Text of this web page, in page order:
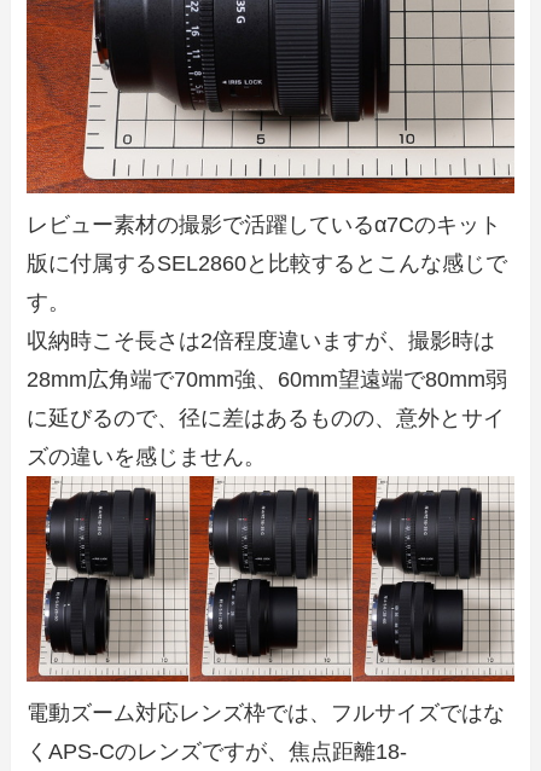
レビュー素材の撮影で活躍しているα7Cのキット
版に付属するSEL2860と比較するとこんな感じで
す。
収納時こそ長さは2倍程度違いますが、撮影時は
28mm広角端で70mm強、60mm望遠端で80mm弱
に延びるので、径に差はあるものの、意外とサイ
ズの違いを感じません。
電動ズーム対応レンズ枠では、フルサイズではな
くAPS-Cのレンズですが、焦点距離18-